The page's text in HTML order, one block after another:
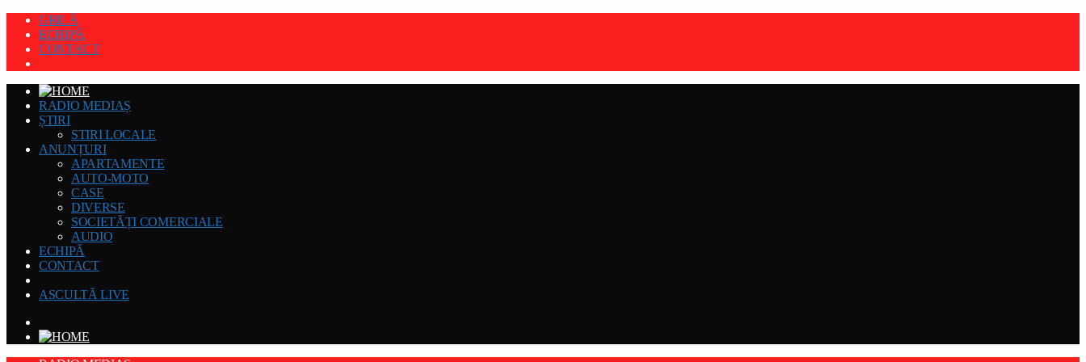
GRILĂ
ECHIPĂ
CONTACT
RADIO MEDIAȘ
ȘTIRI
STIRI LOCALE
ANUNȚURI
APARTAMENTE
AUTO-MOTO
CASE
DIVERSE
SOCIETĂȚI COMERCIALE
AUDIO
ECHIPĂ
CONTACT
ASCULTĂ LIVE